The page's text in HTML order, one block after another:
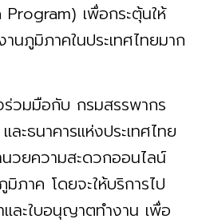
เพื่อกระตุ้นให้
ภูมิภาคในประเทศไทยมาก
วมมือกับ กรมสรรพากร
ะธนาคารแห่งประเทศไทย
วยความสะดวกออนไลน์
ภาค โดยจะให้บริการไป
ละใบอนุญาตทำงาน เพื่อ